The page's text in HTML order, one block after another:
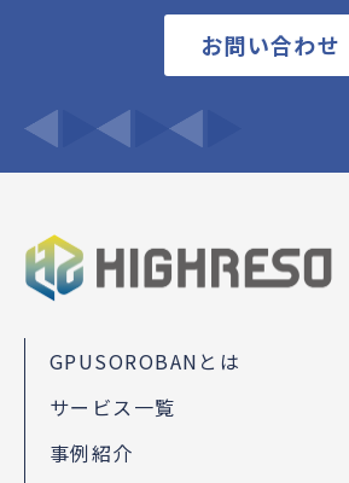
お問い合わせ
GPUSOROBANとは
サービス一覧
事例紹介